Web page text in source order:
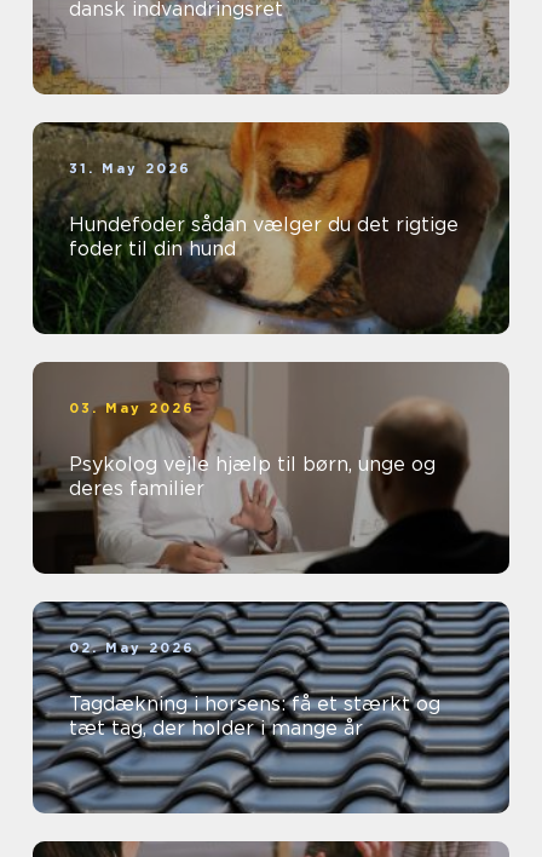
dansk indvandringsret
31. May 2026
Hundefoder sådan vælger du det rigtige
foder til din hund
03. May 2026
Psykolog vejle hjælp til børn, unge og
deres familier
02. May 2026
Tagdækning i horsens: få et stærkt og
tæt tag, der holder i mange år